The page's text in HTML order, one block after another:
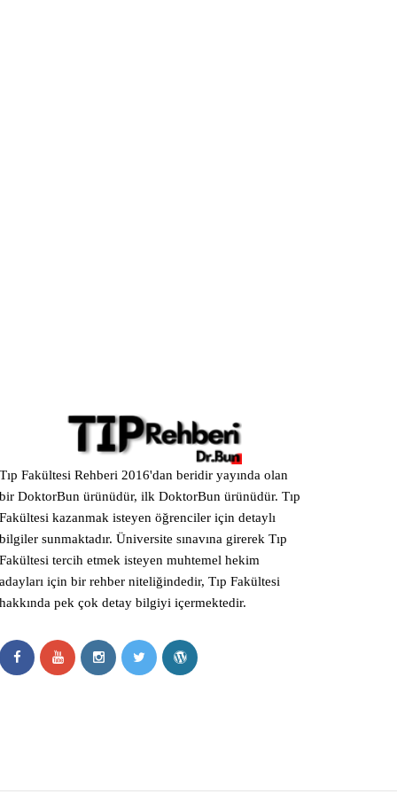
Tıp Fakültesi Rehberi 2016'dan beridir yayında olan
bir DoktorBun ürünüdür, ilk DoktorBun ürünüdür. Tıp
Fakültesi kazanmak isteyen öğrenciler için detaylı
bilgiler sunmaktadır. Üniversite sınavına girerek Tıp
Fakültesi tercih etmek isteyen muhtemel hekim
adayları için bir rehber niteliğindedir, Tıp Fakültesi
hakkında pek çok detay bilgiyi içermektedir.